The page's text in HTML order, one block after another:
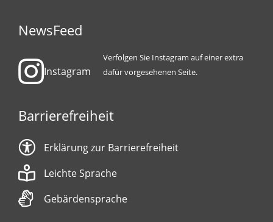
NewsFeed
Instagram
Verfolgen Sie Instagram auf einer extra
dafür vorgesehenen Seite.
Barrierefreiheit
Erklärung zur Barrierefreiheit
Leichte Sprache
Gebärdensprache